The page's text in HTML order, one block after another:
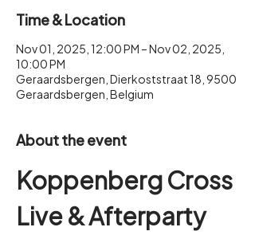
Time & Location
Nov 01, 2025, 12:00 PM – Nov 02, 2025,
10:00 PM
Geraardsbergen, Dierkoststraat 18, 9500
Geraardsbergen, Belgium
About the event
Koppenberg Cross
Live & Afterparty